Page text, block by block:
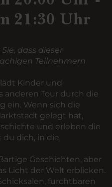
21:30 Uhr
dass dieser
Teilnehmern
Kinder und
anderen Tour durch die
ein. Wenn sich die
gelegt hat,
und erleben die
du dich, in die
Geschichten, aber
Licht der Welt erblicken.
furchtbaren